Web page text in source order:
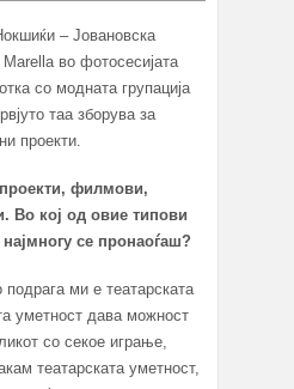
– Јовановска
во фотосесијата
со модната групација
таа зборува за
проекти.
филмови,
Во кој од овие типови
се пронаоѓаш?
ми е театарската
уметност дава можност
со секое играње,
театарската уметност,